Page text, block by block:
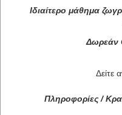
Ιδιαίτερο μάθημα
Δωρεάν
Δείτε
Πληροφορίες /